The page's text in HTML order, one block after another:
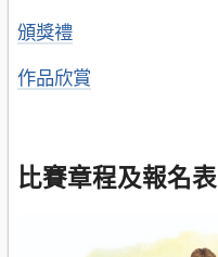
頒獎禮
作品欣賞
比賽章程及報名表